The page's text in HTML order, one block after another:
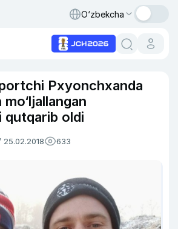
O‘zbekcha
Pxyonchxanda
qutqarib oldi
25.02.2018 633